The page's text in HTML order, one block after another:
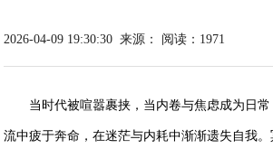
2026-04-09 19:30:30 来源： 阅读：1971
当时代被喧嚣裹挟，当内卷与焦虑成为日
流中疲于奔命，在迷茫与内耗中渐渐遗失自我